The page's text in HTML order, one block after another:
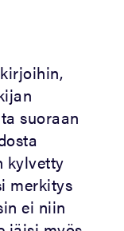
suoraan
kylvetty
merkitys
ei niin